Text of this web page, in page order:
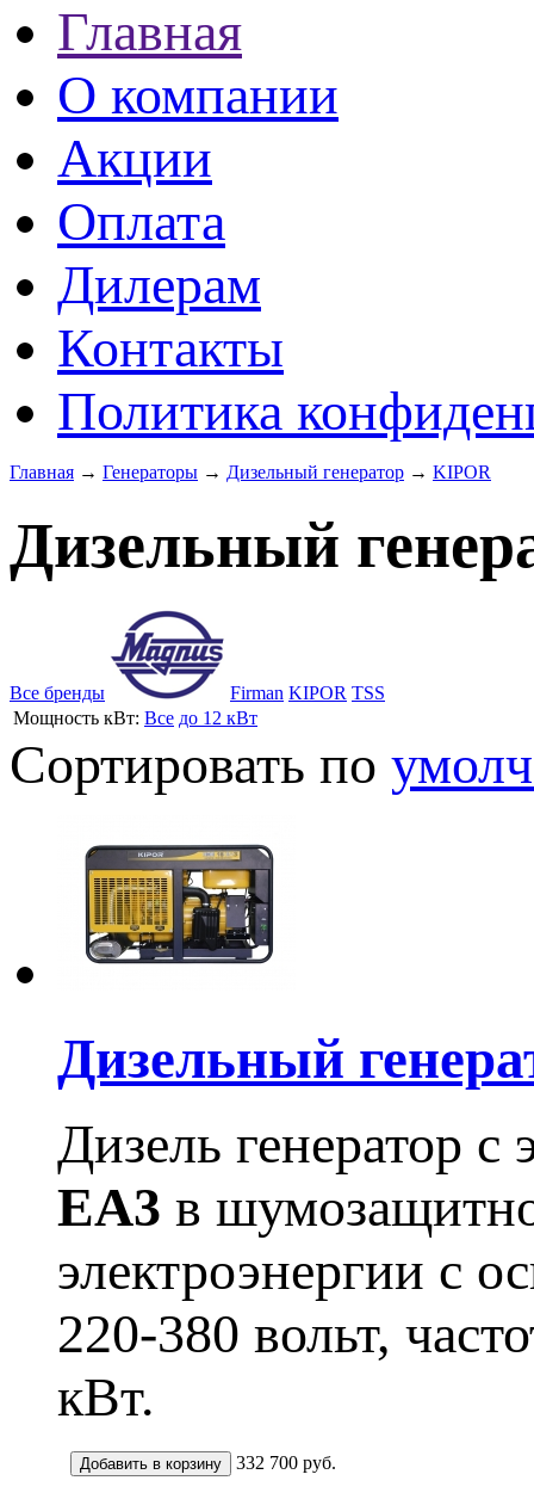
Главная
О компании
Акции
Оплата
Дилерам
Контакты
Политика
Главная → Генераторы → Дизельный генератор → KIPOR
Дизельный
Все бренды Firman KIPOR TSS
Мощность кВт: Все до 12 кВт
Сортировать по
Дизельный
Дизель генератор
EA3 в
электроэнергии с
220-380 вольт,
кВт.
332 700 руб.